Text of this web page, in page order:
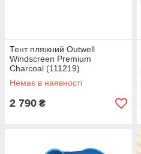
Тент пляжний Outwell
Windscreen Premium
Charcoal (111219)
Немає в наявності
2 790 ₴